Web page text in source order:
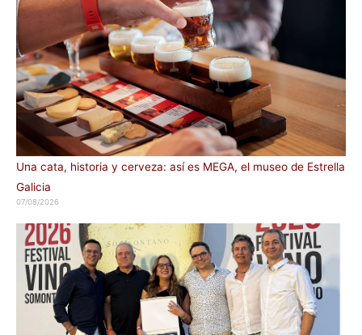
Una cata, historia y cerveza: así es MEGA, el museo de Estrella
Galicia
07/08/2026